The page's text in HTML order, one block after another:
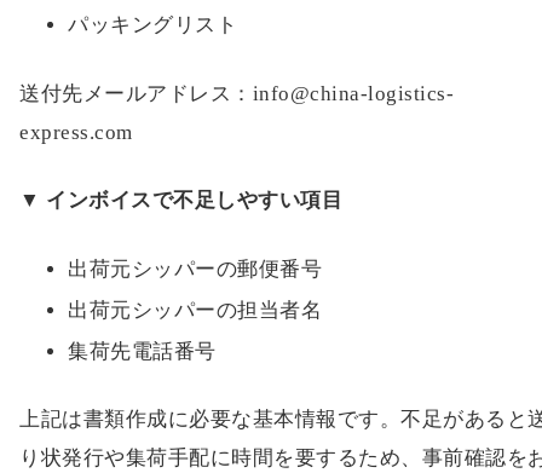
パッキングリスト
送付先メールアドレス：info@china-logistics-
express.com
▼ インボイスで不足しやすい項目
出荷元シッパーの郵便番号
出荷元シッパーの担当者名
集荷先電話番号
上記は書類作成に必要な基本情報です。不足があると
り状発行や集荷手配に時間を要するため、事前確認を